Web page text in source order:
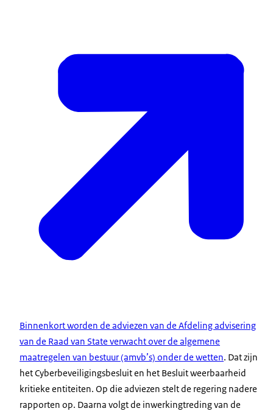
Binnenkort worden de adviezen van de Afdeling advisering
van de Raad van State verwacht over de algemene
maatregelen van bestuur (amvb’s) onder de wetten. Dat zijn
het Cyberbeveiligingsbesluit en het Besluit weerbaarheid
kritieke entiteiten. Op die adviezen stelt de regering nadere
rapporten op. Daarna volgt de inwerkingtreding van de